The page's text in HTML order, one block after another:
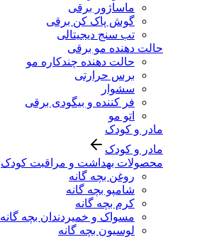
ماساژور برقی
گوش پاک کن برقی
تب سنج دیجیتالی
حالت دهنده مو برقی
حالت دهنده چندکاره مو
برس حرارتی
سشوار
فر کننده و بیگودی برقی
اتو مو
مادر و کودک
مادر و کودک
محصولات بهداشت و مراقبت کودک
روغن بچه گانه
شامپو بچه گانه
کرم بچه گانه
مسواک و خمیردندان بچه گانه
لوسیون بچه گانه